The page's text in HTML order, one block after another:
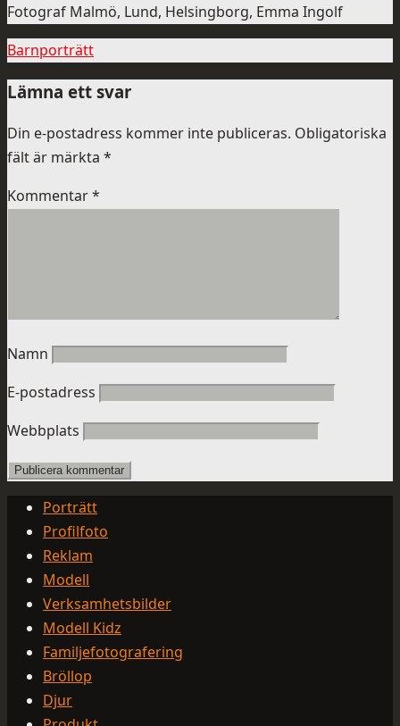
Fotograf Malmö, Lund, Helsingborg, Emma Ingolf
Barnporträtt
Lämna ett svar
Din e-postadress kommer inte publiceras. Obligatoriska
fält är märkta *
Kommentar*
Namn
E-postadress
Webbplats
Porträtt
Profilfoto
Reklam
Modell
Verksamhetsbilder
Modell Kidz
Familjefotografering
Bröllop
Djur